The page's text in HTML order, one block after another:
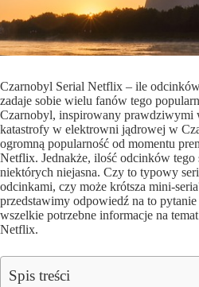
Czarnobyl Serial Netflix – ile
zadaje sobie wielu fanów tego
Czarnobyl, inspirowany prawdziwymi
katastrofy w elektrowni jądrowej w
ogromną popularność od momentu
Netflix. Jednakże, ilość odcinków tego
niektórych niejasna. Czy to typowy
odcinkami, czy może krótsza mini-
przedstawimy odpowiedź na to
wszelkie potrzebne informacje na
Netflix.
Spis treści